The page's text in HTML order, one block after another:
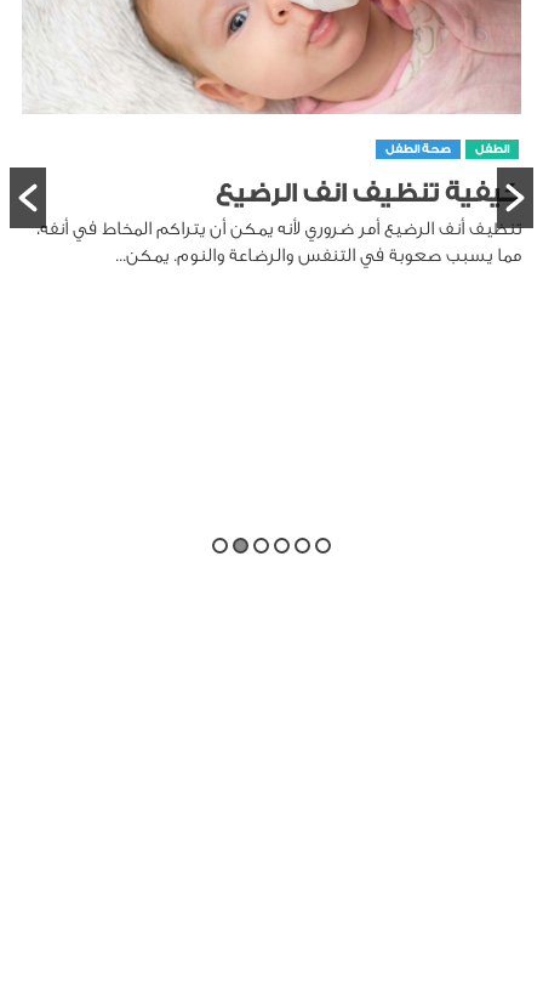
الطفل صحة الطفل
كيفية تنظيف انف الرضيع
تنظيف أنف الرضيع أمر ضروري لأنه يمكن أن يتراكم المخاط في أنفه،
مما يسبب صعوبة في التنفس والرضاعة والنوم. يمكن...